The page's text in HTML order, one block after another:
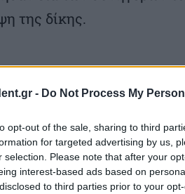
- Do Not Process My
opt-out of the sale, sharing to third
for targeted advertising by us,
selection. Please note that after your
interest-based ads based on
to third parties prior to your
της δίκης.
συνεδρίασης,
κατηγορίας για τη
του Αρείου
υπουργού Μεταφορών